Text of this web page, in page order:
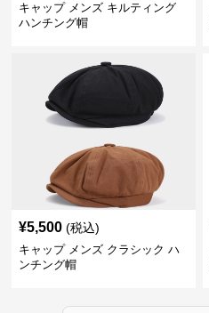
キャップ メンズ キルティング
ハンチング帽
¥5,500 (税込)
キャップ メンズ クラシック ハ
ンチング帽